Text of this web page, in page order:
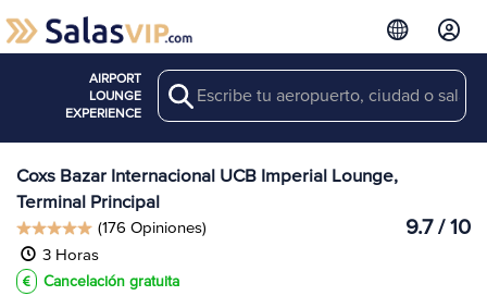
AIRPORT
LOUNGE
EXPERIENCE
Search Ver más
Salas en CXB
Coxs Bazar Internacional UCB Imperial Lounge,
Terminal Principal
9.7 / 10
(176 Opiniones)
3 Horas
Cancelación gratuita